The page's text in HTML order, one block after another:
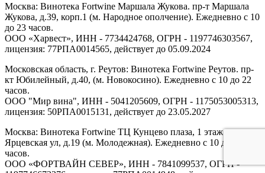
Москва: Винотека Fortwine Маршала Жукова. пр-т Маршала
Жукова, д.39, корп.1 (м. Народное ополчение). Ежедневно с 10
до 23 часов.
ООО «Харвест», ИНН - 7734424768, ОГРН - 1197746303567,
лицензия: 77РПА0014565, действует до 05.09.2024
Московская область, г. Реутов: Винотека Fortwine Реутов. пр-
кт Юбилейный, д.40, (м. Новокосино). Ежедневно с 10 до 22
часов.
ООО "Мир вина", ИНН - 5041205609, ОГРН - 1175053005313,
лицензия: 50РПА0015131, действует до 23.05.2027
Москва: Винотека Fortwine ТЦ Кунцево плаза, 1 этаж.
Ярцевская ул, д.19 (м. Молодежная). Ежедневно с 10 до 22
часов.
ООО «ФОРТВАЙН СЕВЕР», ИНН - 7841099537, ОГРН -